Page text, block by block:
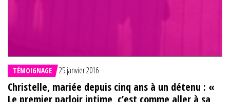
TÉMOIGNAGE 25 janvier 2016
Christelle, mariée depuis cinq ans à un détenu : «
Le premier parloir intime, c’est comme aller à sa